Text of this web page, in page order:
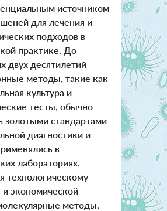
источником
для лечения и
подходов в
практике. До
двух десятилетий
методы, такие как
культура и
тесты, обычно
золотыми стандартами
диагностики и
в
лабораториях.
технологическому
и экономической
методы,